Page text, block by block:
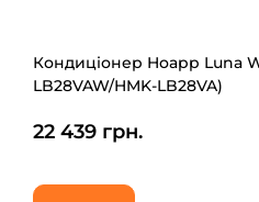
Кондиціонер Hoapp Luna
LB28VAW/HMK-LB28VA)
22 439 грн.